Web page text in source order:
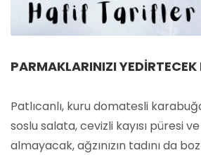
PARMAKLARINIZI YEDIRTECEK
Patlıcanlı, kuru domatesli
soslu salata, cevizli kayısı püresi
almayacak, ağzınızın tadını da